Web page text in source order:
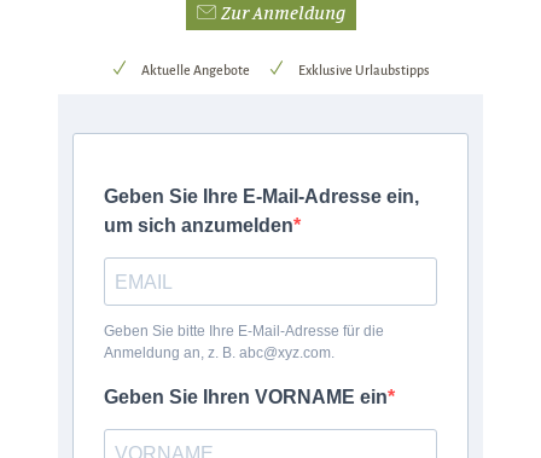
Zur Anmeldung
Aktuelle Angebote Exklusive Urlaubstipps
Geben Sie Ihre E-Mail-Adresse ein,
um sich anzumelden
Geben Sie bitte Ihre E-Mail-Adresse für die
Anmeldung an, z. B. abc@xyz.com.
Geben Sie Ihren VORNAME ein